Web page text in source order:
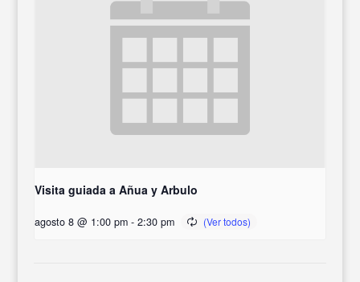
Visita guiada a Añua y Arbulo
agosto 8 @ 1:00 pm - 2:30 pm